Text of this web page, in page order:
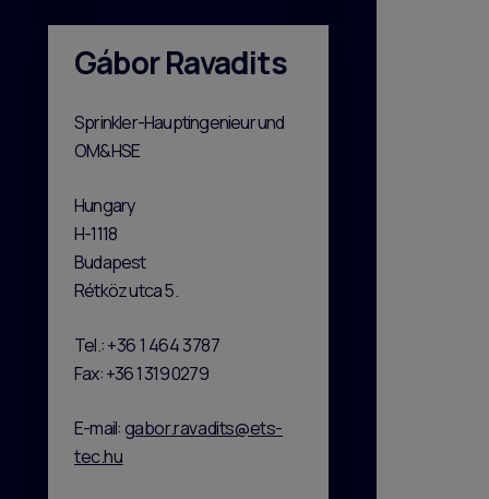
Gábor Ravadits
Sprinkler-Hauptingenieur und
OM&HSE
Hungary
H-1118
Budapest
Rétköz utca 5.
Tel.:+36 1 464 3787
Fax: +36 1 319 0279
E-mail:gabor.ravadits@ets-
tec.hu